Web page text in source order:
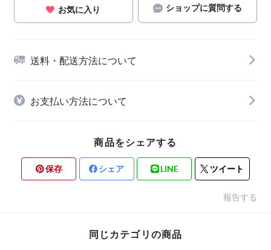
お気に入り ショップに質問する
送料・配送方法について
お支払い方法について
商品をシェアする
保存 シェア LINE ツイート
報告する
同じカテゴリの商品